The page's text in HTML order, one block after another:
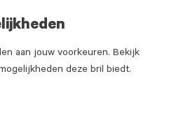
aan jouw voorkeuren. Bekijk
deze bril biedt.